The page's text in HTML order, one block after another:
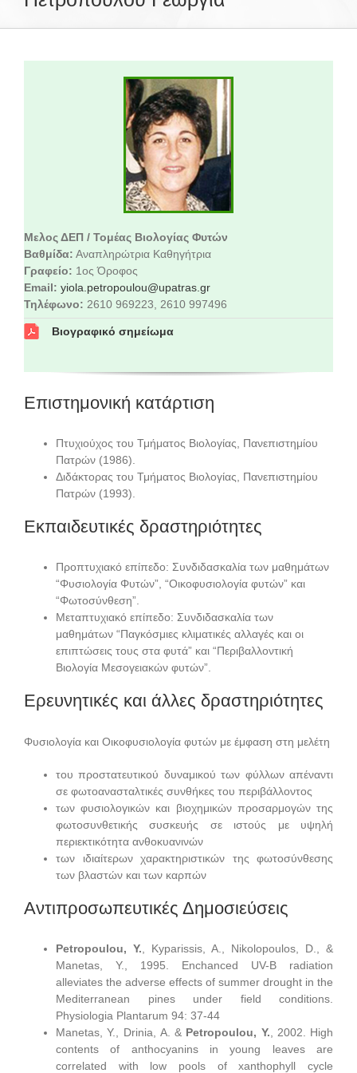
Προπτυχιακές Σπουδές
Μεταπτυχιακές Σπουδές
Προσωπικό
Ανακοινώσεις
Μελος ΔΕΠ / Τομέας Βιολογίας Φυτών
Βαθμίδα: Αναπληρώτρια Καθηγήτρια
Γραφείο: 1ος Όροφος
Email: yiola.petropoulou@upatras.gr
Τηλέφωνο: 2610 969223, 2610 997496
Βιογραφικό σημείωμα
Επιστημονική κατάρτιση
Πτυχιούχος του Τμήματος Βιολογίας, Πανεπιστημίου
Πατρών (1986).
Διδάκτορας του Τμήματος Βιολογίας, Πανεπιστημίου
Πατρών (1993).
Εκπαιδευτικές δραστηριότητες
Προπτυχιακό επίπεδο: Συνδιδασκαλία των μαθημάτων
“Φυσιολογία Φυτών”, “Οικοφυσιολογία φυτών” και
“Φωτοσύνθεση”.
Μεταπτυχιακό επίπεδο: Συνδιδασκαλία των
μαθημάτων “Παγκόσμιες κλιματικές αλλαγές και οι
επιπτώσεις τους στα φυτά” και “Περιβαλλοντική
Βιολογία Μεσογειακών φυτών”.
Ερευνητικές και άλλες δραστηριότητες
Φυσιολογία και Οικοφυσιολογία φυτών με έμφαση στη μελέτη
του προστατευτικού δυναμικού των φύλλων απέναντι
σε φωτοανασταλτικές συνθήκες του περιβάλλοντος
των φυσιολογικών και βιοχημικών προσαρμογών της
φωτοσυνθετικής συσκευής σε ιστούς με υψηλή
περιεκτικότητα ανθοκυανινών
των ιδιαίτερων χαρακτηριστικών της φωτοσύνθεσης
των βλαστών και των καρπών
Αντιπροσωπευτικές Δημοσιεύσεις
Petropoulou, Y. , Kyparissis, A., Nikolopoulos, D., &
Manetas, Y., 1995. Enchanced UV-B radiation
alleviates the adverse effects of summer drought in the
Mediterranean pines under field conditions.
Physiologia Plantarum 94: 37-44
Manetas, Y., Drinia, Α. & Petropoulou, Y. , 2002. High
contents of anthocyanins in young leaves are
correlated with low pools of xanthophyll cycle